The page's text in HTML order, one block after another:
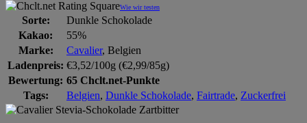
Wie wir testen
Sorte:
Dunkle Schokolade
Kakao:
55%
Marke:
Cavalier, Belgien
Ladenpreis: €3,52/100g (€2,99/85g)
Bewertung: 65 Chclt.net-Punkte
Tags:
Belgien, Dunkle Schokolade, Fairtrade, Zuckerfrei